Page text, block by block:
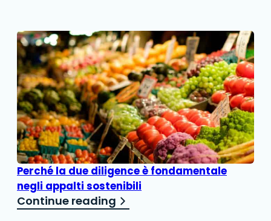
Perché la due diligence è fondamentale
negli appalti sostenibili
Continue reading